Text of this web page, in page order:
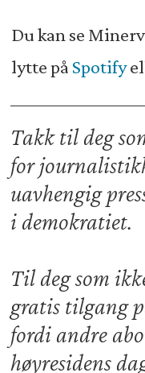
Du kan se
lytte på Spotify
Takk til deg
for
uavhengig
i demokratiet.
Til deg som
gratis tilgang
fordi andre
høyresidens